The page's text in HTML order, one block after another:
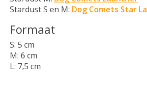
Stardust S en M: Dog Comets Star
Formaat
S: 5 cm
M: 6 cm
L: 7,5 cm